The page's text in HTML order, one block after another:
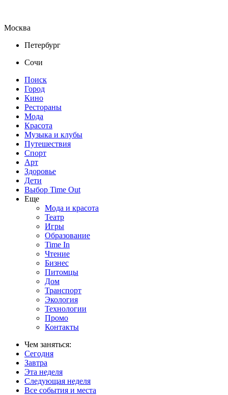
Москва
Петербург
Сочи
Поиск
Город
Кино
Рестораны
Мода
Красота
Музыка и клубы
Путешествия
Спорт
Арт
Здоровье
Дети
Выбор Time Out
Еще
Мода и красота
Театр
Игры
Образование
Time In
Чтение
Бизнес
Питомцы
Дом
Транспорт
Экология
Технологии
Промо
Контакты
Чем заняться:
Сегодня
Завтра
Эта неделя
Следующая неделя
Все события и места